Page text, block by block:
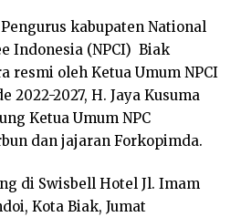
Pengurus kabupaten National
Indonesia (NPCI) Biak
resmi oleh Ketua Umum NPCI
2022-2027, H. Jaya Kusuma
Ketua Umum NPC
dan jajaran Forkopimda.
di Swisbell Hotel Jl. Imam
Kota Biak, Jumat